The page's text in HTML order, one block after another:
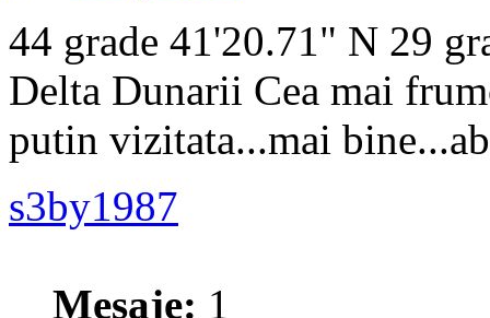
44 grade 41'20.71" N 29
Delta Dunarii Cea mai
putin vizitata...mai
s3by1987
Mesaje: 1